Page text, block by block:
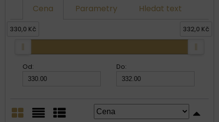
Cena Parametry Hledat text
Od: Do:
330,0 Kč 332,0 Kč